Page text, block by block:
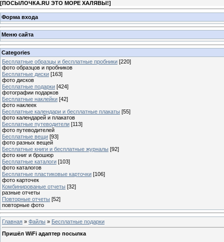
[ПОСЫЛОЧКА.RU ЭТО МОРЕ ХАЛЯВЫ!]
Форма входа
Меню сайта
Categories
Бесплатные образцы и бесплатные пробники [220]
фото образцов и пробников
Бесплатные диски [163]
фото дисков
Бесплатные подарки [424]
фотографии подарков
Бесплатные наклейки [42]
фото наклеек
Бесплатные календари и бесплатные плакаты [55]
фото календарей и плакатов
Бесплатные путеводители [113]
фото путеводителей
Бесплатные вещи [93]
фото разных вещей
Бесплатные книги и бесплатные журналы [92]
фото книг и брошюр
Бесплатные каталоги [103]
фото каталогов
Бесплатные пластиковые карточки [106]
фото карточек
Комбинированые отчеты [32]
разные отчеты
Повторные отчеты [52]
повторные фото
Главная » Файлы » Бесплатные подарки
Пришёл WiFi адаптер посылка